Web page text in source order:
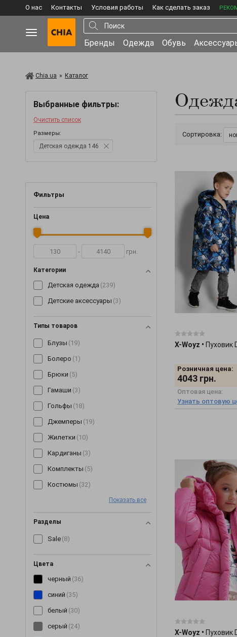
О нас Контакты Условия работы Как сделать заказ
Бренды Одежда Обувь
Chia.ua » Каталог
Выбранные фильтры:
Очистить список
Размеры:
Детская одежда 146
Фильтры
Цена
- грн.
Категории
Детская одежда (239)
Детские аксессуары (3)
Типы товаров
Блузы (19)
Болеро (1)
Брюки (5)
Гамаши (3)
Гольфы (18)
Джемперы (19)
Жилетки (10)
Кардиганы (3)
Комплекты (5)
Костюмы (32)
Нижнее белье
Парки(6)
Пиджаки(4)
Платья(37)
Рубашки(4)
Показать все
Разделы
Sale (8)
Цвета
черный (36)
синий (35)
белый (30)
серый (24)
Сортировка:
X-Woyz • Пуховик
Розничная цена:
4043 грн.
Оптовая цена:
Узнать оптовую
X-Woyz • Пуховик